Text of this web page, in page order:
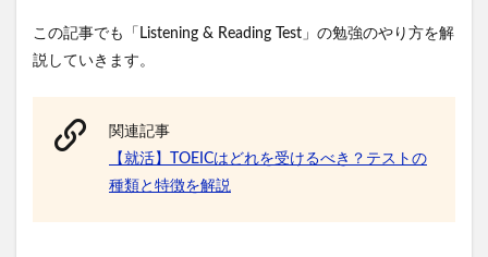
この記事でも「Listening & Reading Test」の勉強のやり方を解
説していきます。
関連記事
【就活】TOEICはどれを受けるべき？テストの
種類と特徴を解説